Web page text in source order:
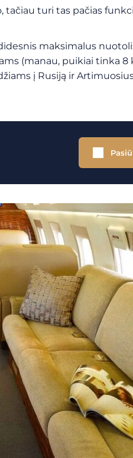
turi tas pačias
maksimalus
(manau, puikiai tinka 8
į Rusiją ir